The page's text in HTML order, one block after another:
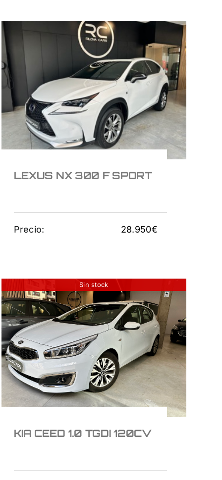
LEXUS NX 300 F
SPORT
28.950€
LEXUS NX 300 F SPORT
Precio: 28.950€
Sin stock
KIA CEED 1.0 TGDI
120CV
11.950€
KIA CEED 1.0 TGDI 120CV